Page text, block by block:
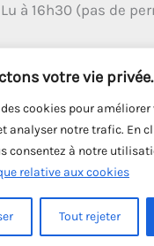
votre vie privée.
cookies pour améliorer
analyser notre trafic. En
consentez à notre
relative aux cookies
Tout rejeter
à 16h30 (pas de
- Tous droits
Solution